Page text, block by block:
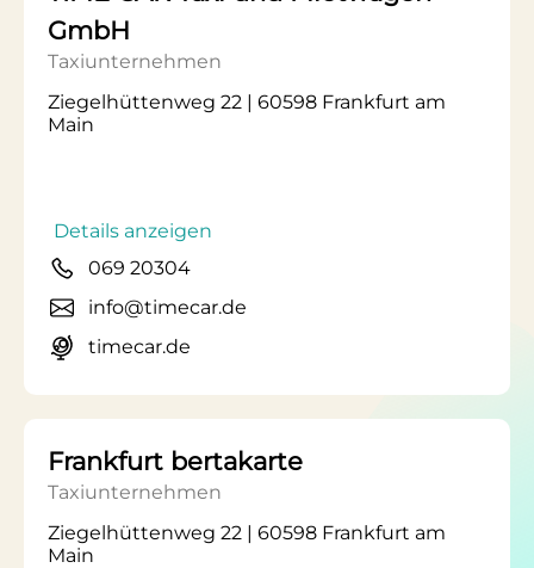
GmbH
Taxiunternehmen
Ziegelhüttenweg 22 | 60598 Frankfurt am
Main
Details anzeigen
069 20304
info@timecar.de
timecar.de
Frankfurt bertakarte
Taxiunternehmen
Ziegelhüttenweg 22 | 60598 Frankfurt am
Main